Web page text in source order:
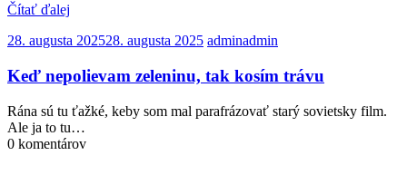
Čítať ďalej
28. augusta 202528. augusta 2025 adminadmin
Keď nepolievam zeleninu, tak kosím trávu
Rána sú tu ťažké, keby som mal parafrázovať starý sovietsky film.
Ale ja to tu…
0 komentárov